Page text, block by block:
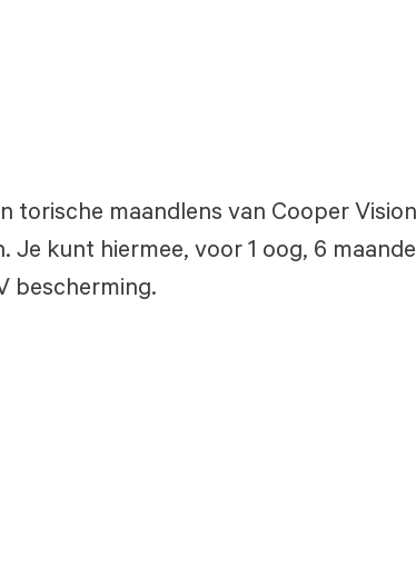
torische maandlens van Cooper
Je kunt hiermee, voor 1 oog, 6
bescherming.